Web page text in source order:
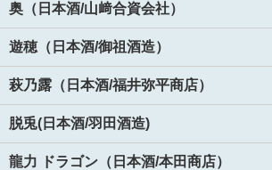
奥（日本酒/山﨑合資会社）
遊穂（日本酒/御祖酒造）
萩乃露（日本酒/福井弥平商店）
脱兎(日本酒/羽田酒造)
龍力 ドラゴン（日本酒/本田商店）